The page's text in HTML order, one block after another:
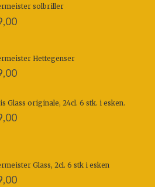
solbriller
Hettegenser
Glass originale, 24cl. 6 stk. i esken.
Glass, 2cl. 6 stk i esken